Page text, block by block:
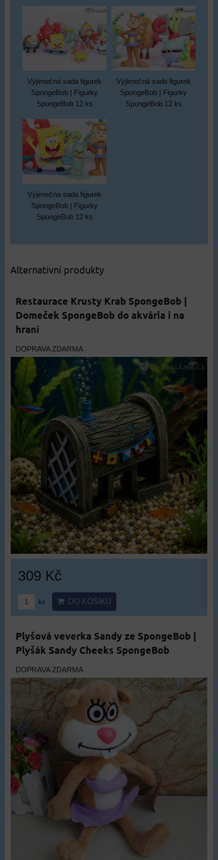
Výjimečná sada figurek
SpongeBob | Figurky
SpongeBob 12 ks
Výjimečná sada figurek
SpongeBob | Figurky
SpongeBob 12 ks
Výjimečná sada figurek
SpongeBob | Figurky
SpongeBob 12 ks
Alternativní produkty
Restaurace Krusty Krab SpongeBob |
Domeček SpongeBob do akvária i na
hraní
DOPRAVA ZDARMA
309 Kč
ks DO KOŠÍKU
Plyšová veverka Sandy ze SpongeBob |
Plyšák Sandy Cheeks SpongeBob
DOPRAVA ZDARMA